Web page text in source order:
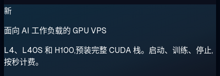
新
面向 AI 工作负载的 GPU VPS
L4、L40S 和 H100,预装完整 CUDA 栈。启动、训练、停止,
按秒计费。